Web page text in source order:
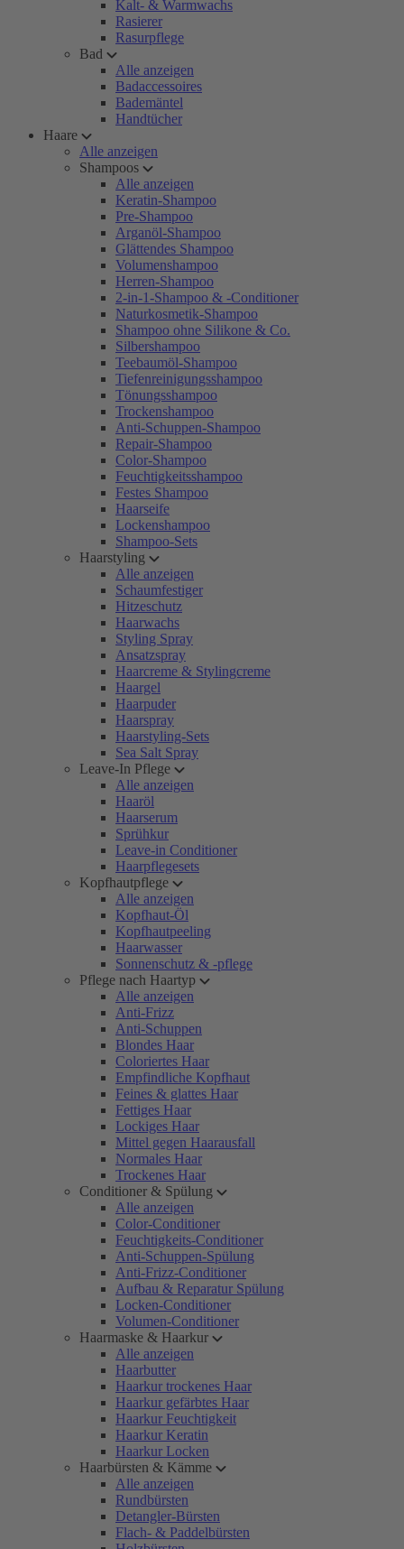
Kalt- & Warmwachs
Rasierer
Rasurpflege
Bad
Alle anzeigen
Badaccessoires
Bademäntel
Handtücher
Haare
Alle anzeigen
Shampoos
Alle anzeigen
Keratin-Shampoo
Pre-Shampoo
Arganöl-Shampoo
Glättendes Shampoo
Volumenshampoo
Herren-Shampoo
2-in-1-Shampoo & -Conditioner
Naturkosmetik-Shampoo
Shampoo ohne Silikone & Co.
Silbershampoo
Teebaumöl-Shampoo
Tiefenreinigungsshampoo
Tönungsshampoo
Trockenshampoo
Anti-Schuppen-Shampoo
Repair-Shampoo
Color-Shampoo
Feuchtigkeitsshampoo
Festes Shampoo
Haarseife
Lockenshampoo
Shampoo-Sets
Haarstyling
Alle anzeigen
Schaumfestiger
Hitzeschutz
Haarwachs
Styling Spray
Ansatzspray
Haarcreme & Stylingcreme
Haargel
Haarpuder
Haarspray
Haarstyling-Sets
Sea Salt Spray
Leave-In Pflege
Alle anzeigen
Haaröl
Haarserum
Sprühkur
Leave-in Conditioner
Haarpflegesets
Kopfhautpflege
Alle anzeigen
Kopfhaut-Öl
Kopfhautpeeling
Haarwasser
Sonnenschutz & -pflege
Pflege nach Haartyp
Alle anzeigen
Anti-Frizz
Anti-Schuppen
Blondes Haar
Coloriertes Haar
Empfindliche Kopfhaut
Feines & glattes Haar
Fettiges Haar
Lockiges Haar
Mittel gegen Haarausfall
Normales Haar
Trockenes Haar
Conditioner & Spülung
Alle anzeigen
Color-Conditioner
Feuchtigkeits-Conditioner
Anti-Schuppen-Spülung
Anti-Frizz-Conditioner
Aufbau & Reparatur Spülung
Locken-Conditioner
Volumen-Conditioner
Haarmaske & Haarkur
Alle anzeigen
Haarbutter
Haarkur trockenes Haar
Haarkur gefärbtes Haar
Haarkur Feuchtigkeit
Haarkur Keratin
Haarkur Locken
Haarbürsten & Kämme
Alle anzeigen
Rundbürsten
Detangler-Bürsten
Flach- & Paddelbürsten